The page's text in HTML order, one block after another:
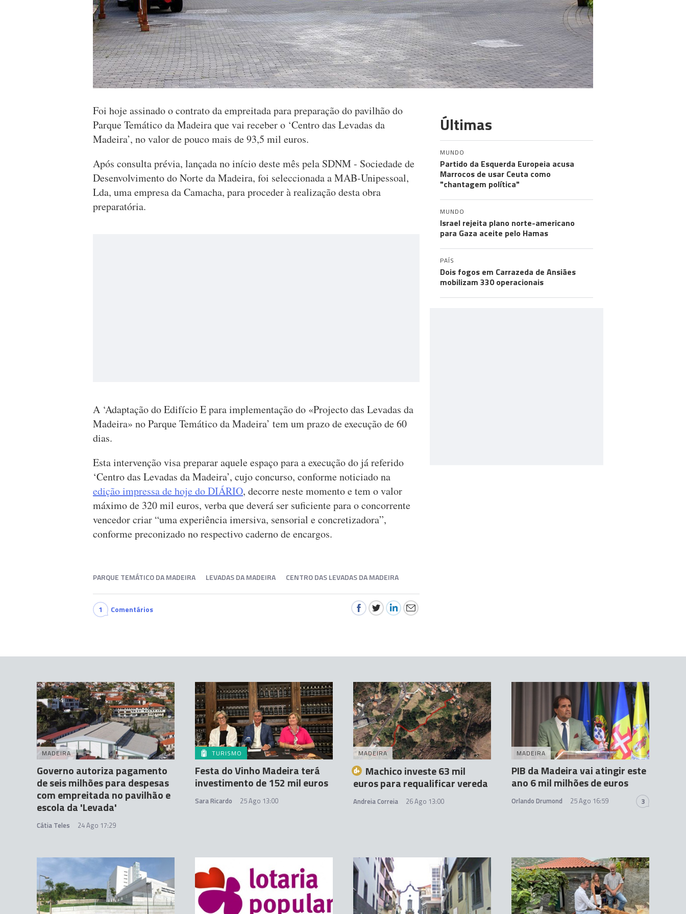
Foi hoje assinado o contrato da empreitada para preparação do pavilhão do
Parque Temático da Madeira que vai receber o ‘Centro das Levadas da
Madeira’, no valor de pouco mais de 93,5 mil euros.
Após consulta prévia, lançada no início deste mês pela SDNM - Sociedade de
Desenvolvimento do Norte da Madeira, foi seleccionada a MAB-Unipessoal,
Lda, uma empresa da Camacha, para proceder à realização desta obra
preparatória.
A ‘Adaptação do Edifício E para implementação do «Projecto das Levadas da
Madeira» no Parque Temático da Madeira’ tem um prazo de execução de 60
dias.
Esta intervenção visa preparar aquele espaço para a execução do já referido
‘Centro das Levadas da Madeira’, cujo concurso, conforme noticiado na
edição impressa de hoje do DIÁRIO, decorre neste momento e tem o valor
máximo de 320 mil euros, verba que deverá ser suficiente para o concorrente
vencedor criar “uma experiência imersiva, sensorial e concretizadora”,
conforme preconizado no respectivo caderno de encargos.
PARQUE TEMÁTICO DA MADEIRA LEVADAS DA MADEIRA CENTRO DAS LEVADAS DA MADEIRA
1 Comentários
Últimas
MUNDO
Partido da Esquerda Europeia acusa
Marrocos de usar Ceuta como
"chantagem política"
MUNDO
Israel rejeita plano norte-americano
para Gaza aceite pelo Hamas
PAÍS
Dois fogos em Carrazeda de Ansiães
mobilizam 330 operacionais
MADEIRA
Governo autoriza pagamento
de seis milhões para despesas
com empreitada no pavilhão e
escola da 'Levada'
Cátia Teles 24 Ago 17:29
TURISMO
Festa do Vinho Madeira terá
investimento de 152 mil euros
Sara Ricardo 25 Ago 13:00
MADEIRA
Machico investe 63 mil
euros para requalificar vereda
Andreia Correia 26 Ago 13:00
MADEIRA
PIB da Madeira vai atingir este
ano 6 mil milhões de euros
Orlando Drumond 25 Ago 16:59 3